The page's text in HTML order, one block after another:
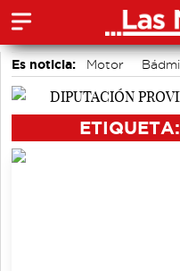
Es noticia: Motor
Actividades culturales en